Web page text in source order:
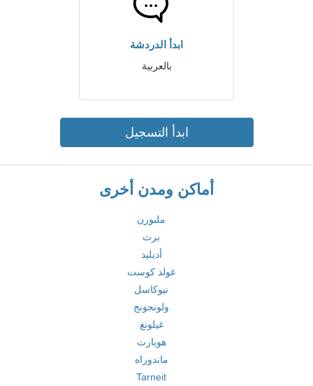
ابدأ الدردشة
بالعربية
ابدأ التسجيل
أماكن ومدن أخرى
ملبورن
برث
أديليد
غولد كوست
نيوكاسل
ولونجونج
غيلونغ
هوبارت
ماندوراه
Tarneit